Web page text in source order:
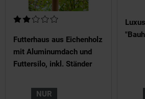
Futterhaus aus Eichenholz
mit Aluminumdach und
Futtersilo, inkl. Ständer
Kundenbewertung: 2 von 5 Sternen
NUR